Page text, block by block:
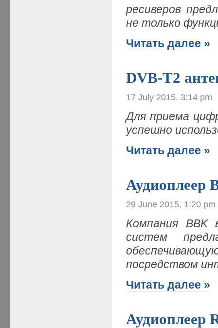
ресиверов
не только
Читать далее »
DVB-T2
17 July 2015, 3:14 pm
Для приема
успешно
Читать далее »
Аудиоплеер
29 June 2015, 1:20 pm
Компания BBK
систем
посредством
Читать далее »
Аудиоплеер